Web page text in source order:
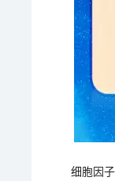
细胞因